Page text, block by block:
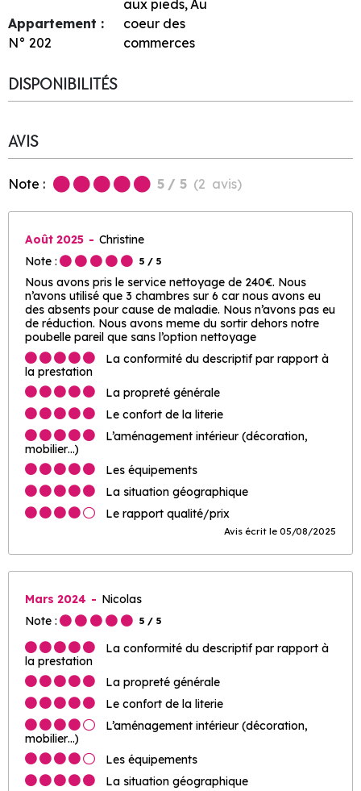
Appartement :
N° 202
aux pieds Au
coeur des
commerces
DISPONIBILITÉS
AVIS
Note : 5 / 5 (2 avis)
Août 2025
Christine
Note :
5 / 5
Nous avons pris le service nettoyage de 240€. Nous
n’avons utilisé que 3 chambres sur 6 car nous avons eu
des absents pour cause de maladie. Nous n’avons pas eu
de réduction. Nous avons meme du sortir dehors notre
poubelle pareil que sans l’option nettoyage
La conformité du descriptif par rapport à
la prestation
La propreté générale
Le confort de la literie
L’aménagement intérieur (décoration,
mobilier…)
Les équipements
La situation géographique
Le rapport qualité/prix
Avis écrit le 05/08/2025
Mars 2024
Nicolas
Note :
5 / 5
La conformité du descriptif par rapport à
la prestation
La propreté générale
Le confort de la literie
L’aménagement intérieur (décoration,
mobilier…)
Les équipements
La situation géographique